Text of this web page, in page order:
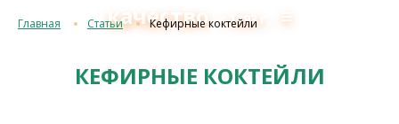
качествос 1993 г. ≡
Главная Статьи Кефирные коктейли
КЕФИРНЫЕ КОКТЕЙЛИ